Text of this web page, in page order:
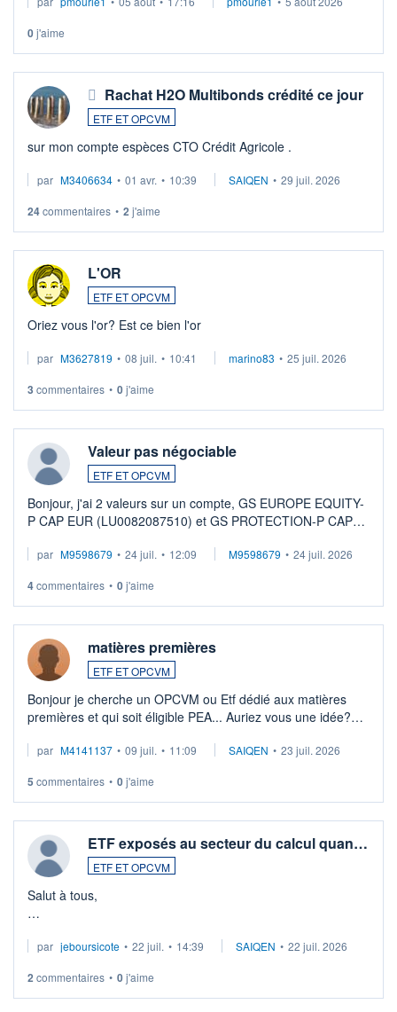
0j'aime
Rachat H2O Multibonds crédité ce jour
ETF ET OPCVM
sur mon compte espèces CTO Crédit Agricole .
par M3406634 • 01 avr. • 10:39 SAIQEN • 29 juil. 2026
24commentaires • 2 j'aime
L'OR
ETF ET OPCVM
Oriez vous l'or? Est ce bien l'or
par M3627819 • 08 juil. • 10:41 marino83 • 25 juil. 2026
3 commentaires • 0j'aime
Valeur pas négociable
ETF ET OPCVM
Bonjour, j'ai 2 valeurs sur un compte, GS EUROPE EQUITY-
P CAP EUR (LU0082087510) et GS PROTECTION-P CAP
veux procéder à la vente, on me signale ...
par M9598679 • 24 juil. • 12:09 M9598679 • 24 juil. 2026
4commentaires • 0j'aime
matières premières
ETF ET OPCVM
Bonjour je cherche un OPCVM ou Etf dédié aux matières
premières et qui soit éligible PEA... Auriez vous une idée?
par M4141137 • 09 juil. • 11:09 SAIQEN • 23 juil. 2026
5 commentaires • 0j'aime
ETF exposés au secteur du calcul quan…
ETF ET OPCVM
Salut à tous,
via un ETF plutôt que des actions individuelles.
Idéalement, je voudrais qu'il soit éligible au PEA.
par jeboursicote • 22 juil. • 14:39 SAIQEN • 22 juil. 2026
2 commentaires • 0j'aime